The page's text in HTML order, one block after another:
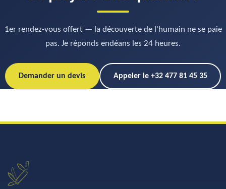
1er rendez-vous offert — la découverte de l'humain ne se paie
pas. Je réponds endéans les 24 heures.
Demander un devis Appeler le +32 477 81 45 35